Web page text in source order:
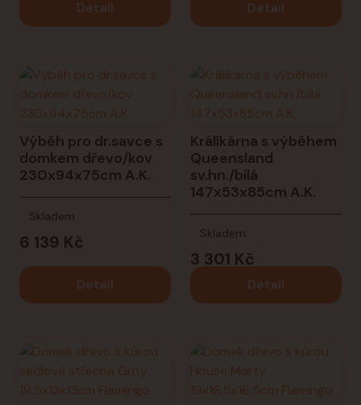
Detail Detail
Výběh pro dr.savce s
domkem dřevo/kov
230x94x75cm A.K.
6 139 Kč
Skladem
Detail
Králíkárna s výběhem
Queensland
sv.hn./bílá
147x53x85cm A.K.
3 301 Kč
Skladem
Detail